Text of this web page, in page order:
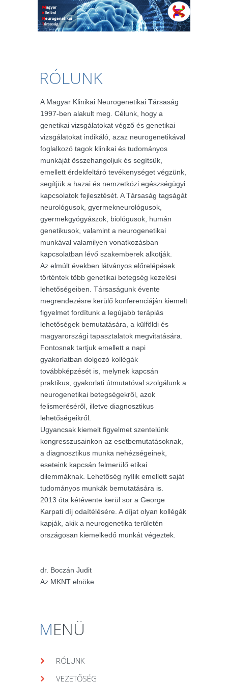
RÓLUNK
A Magyar Klinikai Neurogenetikai Társaság
1997-ben alakult meg. Célunk, hogy a
genetikai vizsgálatokat végző és genetikai
vizsgálatokat indikáló, azaz neurogenetikával
foglalkozó tagok klinikai és tudományos
munkáját összehangoljuk és segítsük,
emellett érdekfeltáró tevékenységet végzünk,
segítjük a hazai és nemzetközi egészségügyi
kapcsolatok fejlesztését. A Társaság tagságát
neurológusok, gyermekneurológusok,
gyermekgyógyászok, biológusok, humán
genetikusok, valamint a neurogenetikai
munkával valamilyen vonatkozásban
kapcsolatban lévő szakemberek alkotják.
Az elmúlt években látványos előrelépések
történtek több genetikai betegség kezelési
lehetőségeiben. Társaságunk évente
megrendezésre kerülő konferenciáján kiemelt
figyelmet fordítunk a legújabb terápiás
lehetőségek bemutatására, a külföldi és
magyarországi tapasztalatok megvitatására.
Fontosnak tartjuk emellett a napi
gyakorlatban dolgozó kollégák
továbbképzését is, melynek kapcsán
praktikus, gyakorlati útmutatóval szolgálunk a
neurogenetikai betegségekről, azok
felismeréséről, illetve diagnosztikus
lehetőségeikről.
Ugyancsak kiemelt figyelmet szentelünk
kongresszusainkon az esetbemutatásoknak,
a diagnosztikus munka nehézségeinek,
eseteink kapcsán felmerülő etikai
dilemmáknak. Lehetőség nyílik emellett saját
tudományos munkák bemutatására is.
2013 óta kétévente kerül sor a George
Karpati díj odaítélésére. A díjat olyan kollégák
kapják, akik a neurogenetika területén
országosan kiemelkedő munkát végeztek.
dr. Boczán Judit
Az MKNT elnöke
MENÜ
RÓLUNK
VEZETŐSÉG